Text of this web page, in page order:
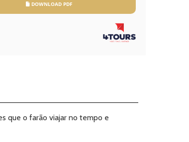
DOWNLOAD PDF
que o farão viajar no tempo e